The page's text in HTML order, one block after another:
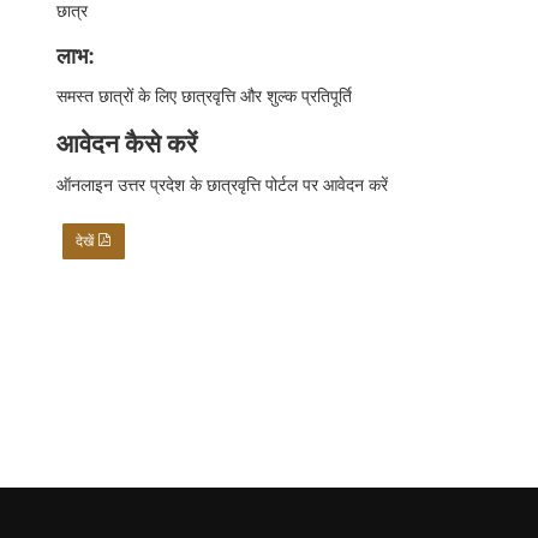
छात्र
लाभ:
समस्त छात्रों के लिए छात्रवृत्ति और शुल्क प्रतिपूर्ति
आवेदन कैसे करें
ऑनलाइन उत्तर प्रदेश के छात्रवृत्ति पोर्टल पर आवेदन करें
देखें